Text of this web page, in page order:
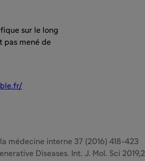
sur le long
pas mené de
médecine interne 37 (2016) 418-423
Diseases. Int. J. Mol. Sci